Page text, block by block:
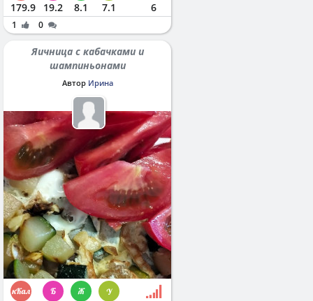
179.9 19.2 8.1 7.1 6
1 0
Яичница с кабачками и
шампиньонами
Автор Ирина